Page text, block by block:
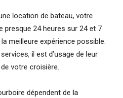
location de bateau, votre
presque 24 heures sur 24 et 7
meilleure expérience possible.
il est d’usage de leur
votre croisière.
dépendent de la